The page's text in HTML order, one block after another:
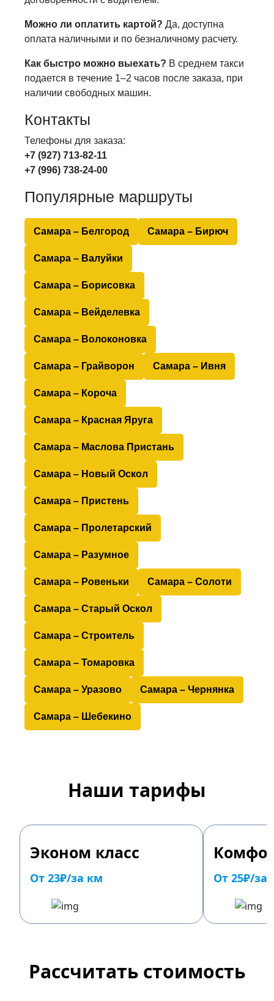
Можно ли оплатить картой? Да, доступна
оплата наличными и по безналичному расчету.
Как быстро можно выехать? В среднем такси
подается в течение 1–2 часов после заказа, при
наличии свободных машин.
Контакты
Телефоны для заказа:
+7 (927) 713-82-11
+7 (996) 738-24-00
Популярные маршруты
Самара – Белгород Самара – Бирюч
Самара – Валуйки
Самара – Борисовка
Самара – Вейделевка
Самара – Волоконовка
Самара – Грайворон Самара – Ивня
Самара – Короча
Самара – Красная Яруга
Самара – Маслова Пристань
Самара – Новый Оскол
Самара – Пристень
Самара – Пролетарский
Самара – Разумное
Самара – Ровеньки Самара – Солоти
Самара – Старый Оскол
Самара – Строитель
Самара – Томаровка
Самара – Уразово Самара – Чернянка
Самара – Шебекино
Наши тарифы
Эконом класс
От 23₽/за км От 25₽/за
Рассчитать стоимость